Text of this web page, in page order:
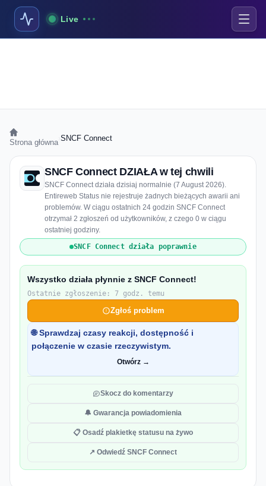
Live
Strona główna SNCF Connect
SNCF Connect DZIAŁA w tej chwili
SNCF Connect działa dzisiaj normalnie (7 August 2026).
Entireweb Status nie rejestruje żadnych bieżących awarii ani
problemów. W ciągu ostatnich 24 godzin SNCF Connect
otrzymał 2 zgłoszeń od użytkowników, z czego 0 w ciągu
ostatniej godziny.
SNCF Connect działa poprawnie
Wszystko działa płynnie z SNCF Connect!
Ostatnie zgłoszenie: 7 godz. temu
Zgłoś problem
🌐 Sprawdzaj czasy reakcji, dostępność i
połączenie w czasie rzeczywistym.
Otwórz →
Skocz do komentarzy
🔔 Gwarancja powiadomienia
📋 Osadź plakietkę statusu na żywo
↗ Odwiedź SNCF Connect